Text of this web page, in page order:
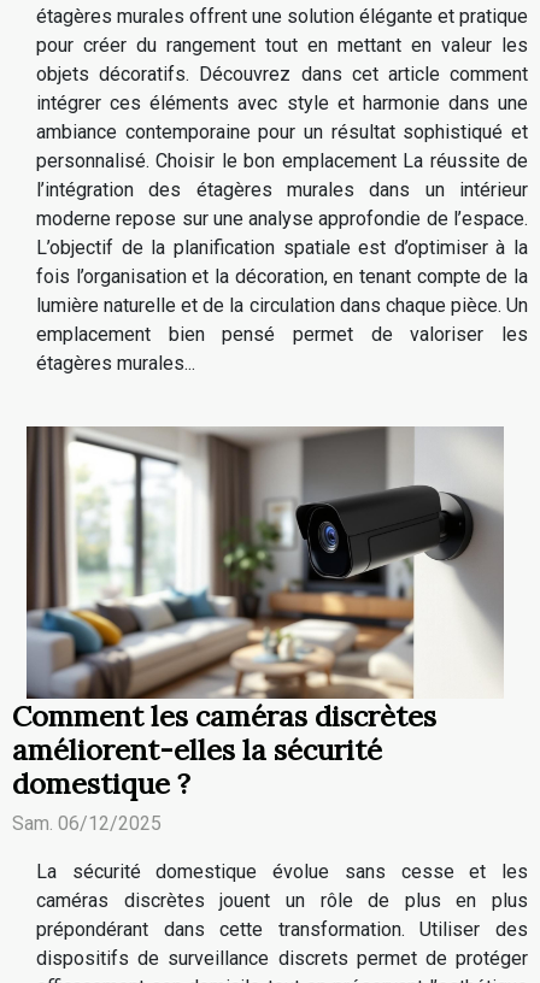
étagères murales offrent une solution élégante et pratique
pour créer du rangement tout en mettant en valeur les
objets décoratifs. Découvrez dans cet article comment
intégrer ces éléments avec style et harmonie dans une
ambiance contemporaine pour un résultat sophistiqué et
personnalisé. Choisir le bon emplacement La réussite de
l’intégration des étagères murales dans un intérieur
moderne repose sur une analyse approfondie de l’espace.
L’objectif de la planification spatiale est d’optimiser à la
fois l’organisation et la décoration, en tenant compte de la
lumière naturelle et de la circulation dans chaque pièce. Un
emplacement bien pensé permet de valoriser les
étagères murales...
Comment les caméras discrètes
améliorent-elles la sécurité
domestique ?
Sam. 06/12/2025
La sécurité domestique évolue sans cesse et les
caméras discrètes jouent un rôle de plus en plus
prépondérant dans cette transformation. Utiliser des
dispositifs de surveillance discrets permet de protéger